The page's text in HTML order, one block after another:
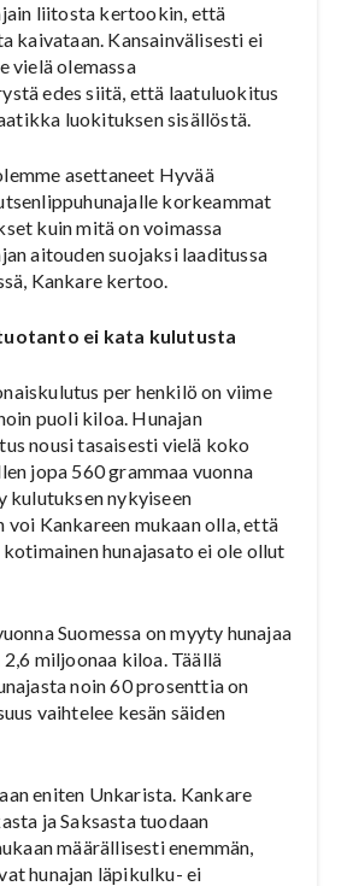
liitosta kertookin, että
kaivataan. Kansainvälisesti ei
vielä olemassa
edes siitä, että laatuluokitus
luokituksen sisällöstä.
asettaneet Hyvää
korkeammat
kuin mitä on voimassa
aitouden suojaksi laaditussa
Kankare kertoo.
ei kata kulutusta
per henkilö on viime
puoli kiloa. Hunajan
nousi tasaisesti vielä koko
jopa 560 grammaa vuonna
kulutuksen nykyiseen
voi Kankareen mukaan olla, että
hunajasato ei ole ollut
Suomessa on myyty hunajaa
2,6 miljoonaa kiloa. Täällä
noin 60 prosenttia on
vaihtelee kesän säiden
eniten Unkarista. Kankare
ja Saksasta tuodaan
määrällisesti enemmän,
hunajan läpikulku- ei